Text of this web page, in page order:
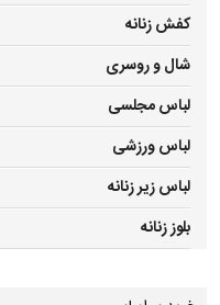
کفش زنانه
شال و روسری
لباس مجلسی
لباس ورزشی
لباس زیر زنانه
بلوز زنانه